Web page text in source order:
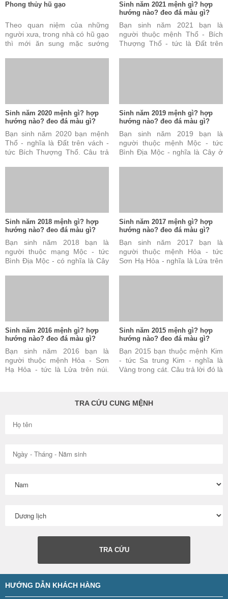
Phong thủy hũ gạo
Theo quan niệm của những
người xưa, trong nhà có hũ gạo
thì mới ăn sung mặc sướng
Sinh năm 2021 mệnh gì? hợp
hướng nào? đeo đá màu gì?
Bạn sinh năm 2021 bạn là
người thuộc mệnh Thổ - Bích
Thượng Thổ - tức là Đất trên
Sinh năm 2020 mệnh gì? hợp
hướng nào? đeo đá màu gì?
Bạn sinh năm 2020 bạn mệnh
Thổ - nghĩa là Đất trên vách -
tức Bích Thượng Thổ. Câu trả
Sinh năm 2019 mệnh gì? hợp
hướng nào? đeo đá màu gì?
Bạn sinh năm 2019 bạn là
người thuộc mệnh Mộc - tức
Bình Địa Mộc - nghĩa là Cây ở
Sinh năm 2018 mệnh gì? hợp
hướng nào? đeo đá màu gì?
Bạn sinh năm 2018 bạn là
người thuộc mạng Mộc - tức
Bình Địa Mộc - có nghĩa là Cây
Sinh năm 2017 mệnh gì? hợp
hướng nào? đeo đá màu gì?
Bạn sinh năm 2017 bạn là
người thuộc mệnh Hỏa - tức
Sơn Hạ Hỏa - nghĩa là Lửa trên
Sinh năm 2016 mệnh gì? hợp
hướng nào? đeo đá màu gì?
Bạn sinh năm 2016 bạn là
người thuộc mệnh Hỏa - Sơn
Hạ Hỏa - tức là Lửa trên núi.
Sinh năm 2015 mệnh gì? hợp
hướng nào? đeo đá màu gì?
Bạn 2015 bạn thuộc mệnh Kim
- tức Sa trung Kim - nghĩa là
Vàng trong cát. Câu trả lời đó là
TRA CỨU CUNG MỆNH
TRA CỨU
HƯỚNG DẪN KHÁCH HÀNG